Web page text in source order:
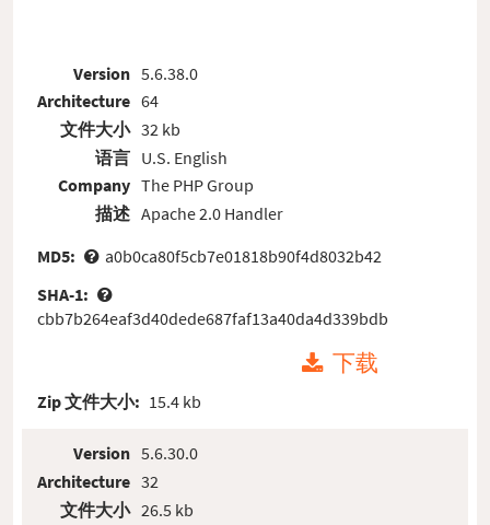
Version
Architecture
文件大小
语言
Company
描述
5.6.38.0
64
32 kb
U.S. English
The PHP Group
Apache 2.0 Handler
MD5:
a0b0ca80f5cb7e01818b90f4d8032b42
SHA-1:
cbb7b264eaf3d40dede687faf13a40da4d339bdb
下载
Zip 文件大小: 15.4 kb
Version
Architecture
文件大小
5.6.30.0
32
26.5 kb